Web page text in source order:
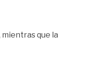
mientras que la